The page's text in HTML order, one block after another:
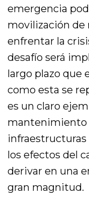
emergencia
movilización de
enfrentar la
desafío será
largo plazo que
como esta se
es un claro
mantenimiento
los efectos del
derivar en una
gran magnitud.